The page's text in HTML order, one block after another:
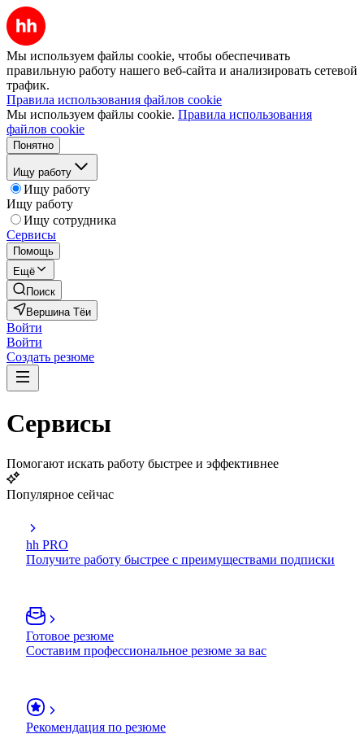
Мы используем файлы cookie, чтобы обеспечивать
правильную работу нашего веб-сайта и анализировать сетевой
трафик.
Правила использования файлов cookie
Мы используем файлы cookie. Правила использования
файлов cookie
Понятно
Ищу работу
Ищу работу
Ищу работу
Ищу сотрудника
Сервисы
Помощь
Ещё
Поиск
Вершина Тёи
Войти
Войти
Создать резюме
Сервисы
Помогают искать работу быстрее и эффективнее
Популярное сейчас
hh PRO
Получите работу быстрее с преимуществами подписки
Готовое резюме
Составим профессиональное резюме за вас
Рекомендация по резюме